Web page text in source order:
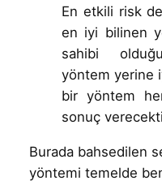
En etkili risk
en iyi bilinen
sahibi
yöntem yerine
bir yöntem
sonuç
Burada bahsedilen
yöntemi temelde